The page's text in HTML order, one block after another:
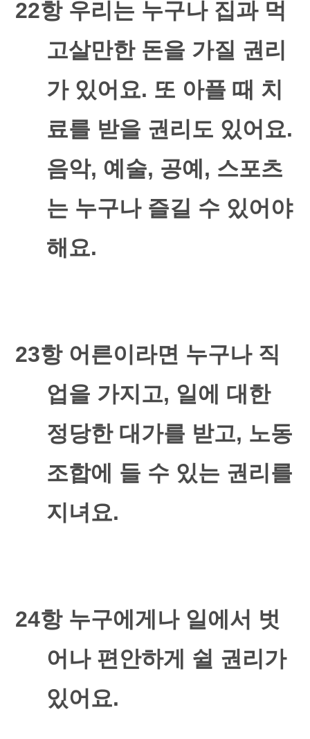
22항 우리는 누구나 집과 먹
고살만한 돈을 가질 권리
가 있어요. 또 아플 때 치
료를 받을 권리도 있어요.
음악, 예술, 공예 , 스포츠
는 누구나 즐길 수 있어야
해요.
23항 어른이라면 누구나 직
업을 가지고, 일에 대한
정당한 대가를 받고, 노동
조합에 들 수 있는 권리를
지녀요.
24항 누구에게나 일에서 벗
어나 편안하게 쉴 권리가
있어요.